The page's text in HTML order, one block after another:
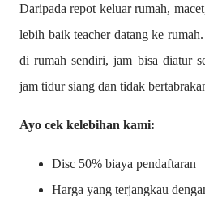
Daripada repot keluar rumah,
lebih baik teacher datang ke
di rumah sendiri, jam bisa diatur
jam tidur siang dan tidak
Ayo cek kelebihan kami:
Disc 50% biaya pendaftaran
Harga yang terjangkau